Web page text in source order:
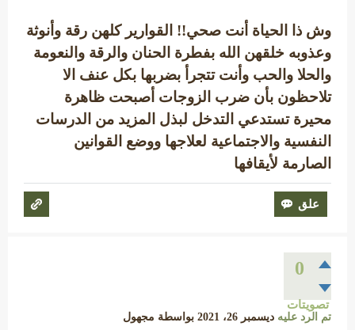
وش ذا الحياة أنت صحي!! القوارير كلهن رقة وأنوثة
وعذوبه خلقهن الله بفطرة الحنان والرقة والنعومة
والحلا والحب وأنت تتجرأ بضربها بكل عنف الا
تلاحظون بأن ضرب الزوجات أصبحت ظاهرة
محيرة تستدعي التدخل لبذل المزيد من الدرسات
النفسية والاجتماعية لعلاجها ووضع القوانين
الصارمة لأيقافها
0
تصويتات
تم الرد عليه ديسمبر 26، 2021 بواسطة مجهول